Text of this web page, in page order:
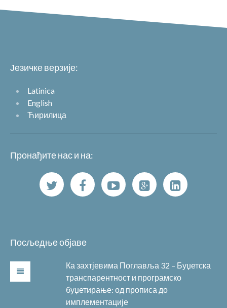
Језичке верзије:
Latinica
English
Ћирилица
Пронађите нас и на:
Посљедње објаве
Ка захтјевима Поглавља 32 – Буџетска
транспарентност и програмско
буџетирање: од прописа до
имплементације